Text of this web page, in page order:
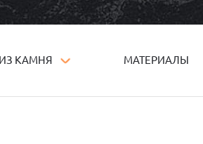
КАМНЯ МАТЕРИАЛЫ